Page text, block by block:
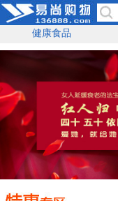
健康食品